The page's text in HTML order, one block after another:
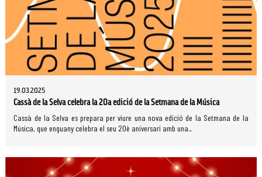
19.03.2025
Cassà de la Selva celebra la 20a edició de la Setmana de la Música
Cassà de la Selva es prepara per viure una nova edició de la Setmana de la
Música, que enguany celebra el seu 20è aniversari amb una...